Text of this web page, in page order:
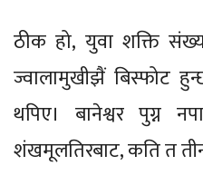
ठीक हो, युवा शक्ति
ज्वालामुखीझैं बिस्फोट
थपिए। बानेश्वर पुग्न
शंखमूलतिरबाट, कति त